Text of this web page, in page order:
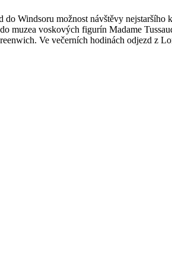
do Windsoru možnost návštěvy
muzea voskových figurín Madame
Ve večerních hodinách odjezd z